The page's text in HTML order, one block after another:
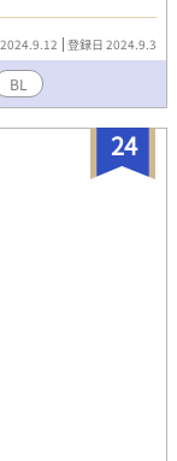
れてゆく。二人の
登録日 2024.9.3
BL
24